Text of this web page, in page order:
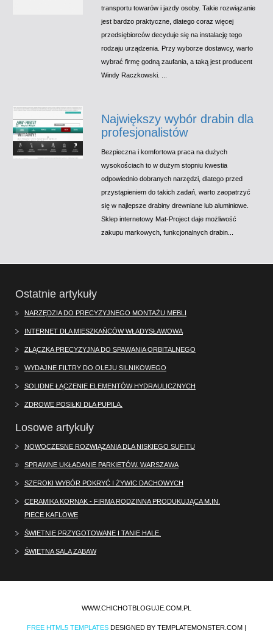
transportu towarów i jazdy osoby. Takie rozwiązanie
jest bardzo praktyczne, dlatego coraz więcej
przedsiębiorców decyduje się na instalację tego
rodzaju urządzenia. Przy wyborze dostawcy, warto
wybrać firmę godną zaufania, a taką jest producent
Windy Raczkowski. ...
Największy wybór drabin dla
profesjonalistów
Bezpieczna i komfortowa praca na dużych
wysokościach to w dużym stopniu kwestia
odpowiednio dobranych narzędzi, dlatego przed
przystąpieniem do takich zadań, warto zaopatrzyć
się w najlepsze drabiny drewniane lub aluminiowe.
Sklep internetowy Mat-Project daje możliwość
zakupu markowych, funkcjonalnych drabin...
Ostatnie artykuły
NARZĘDZIA DO PRECYZYJNEGO MONTAŻU MEBLI
INTERNET DLA MIESZKAŃCÓW WŁADYSŁAWOWA
ZŁĄCZKA PRECYZYJNA DO SPAWANIA ORBITALNEGO
WYDAJNE FILTRY DO OLEJU SILNIKOWEGO
SOLIDNE ŁĄCZENIE ELEMENTÓW HYDRAULICZNYCH
ZDROWE POSIŁKI DLA PUPILA.
Losowe artykuły
NOWOCZESNE ROZWIĄZANIA DLA NISKIEGO SUFITU
SPRAWNE UKŁADANIE PARKIETÓW. WARSZAWA
SZEROKI WYBÓR POKRYĆ I ŻYWIC DACHOWYCH
CERAMIKA KORNAK - FIRMA RODZINNA PRODUKUJĄCA M.IN.
PIECE KAFLOWE
ŚWIETNIE PRZYGOTOWANE I TANIE HALE.
ŚWIETNA SALA ZABAW
WWW.CHICHOTBLOGUJE.COM.PL
FREE HTML5 TEMPLATES DESIGNED BY TEMPLATEMONSTER.COM |